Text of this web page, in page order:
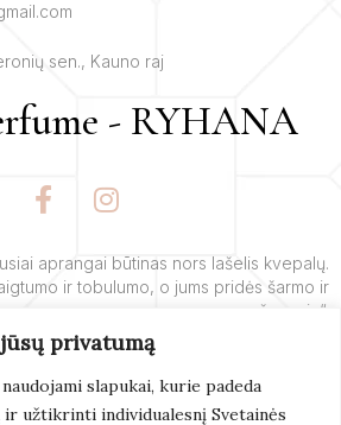
privatumą
slapukai, kurie padeda
užtikrinti individualesnį Svetainės
sen., Kauno raj
- RYHANA
F
a
e
b
o
k
-
I
n
t
a
g
r
a
m
aprangai būtinas nors lašelis kvepalų.
ir tobulumo, o jums pridės šarmo ir
žavesio“.